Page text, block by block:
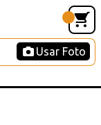
Usar Foto